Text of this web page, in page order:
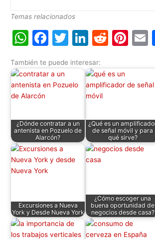
Temas relacionados
W
at
s
A
p
p
F
c
e
o
o
k
T
itt
er
Li
k
e
dI
n
R
d
di
Pi
er
e l
También te puede interesar:
¿Dónde contratar a un
antenista en Pozuelo de
Alarcón?
¿Qué es un
de señal móvil y para
qué sirve?
Excursiones a Nueva
York y Desde Nueva York
¿Cómo escoger una
buena oportunidad de
negocios desde casa?